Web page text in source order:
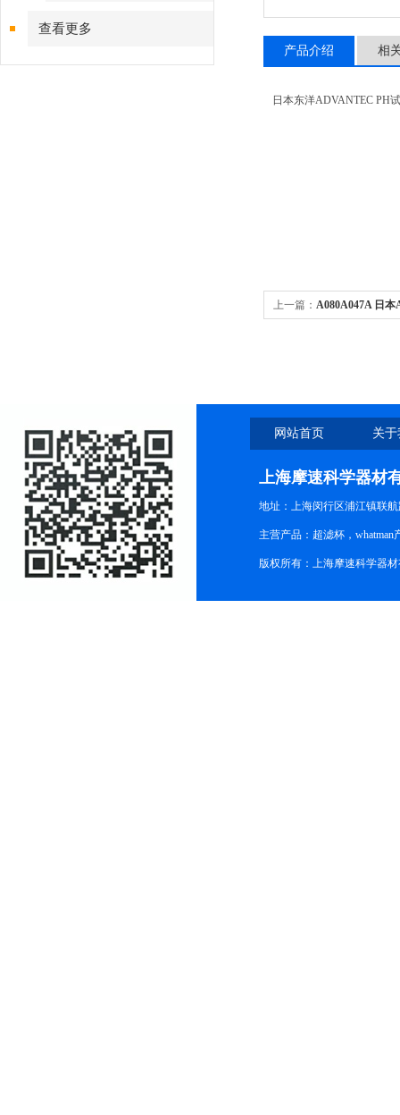
查看更多
产品介绍 相
日本东洋ADVANTEC PH
上一篇： A080A047A 日
网站首页 关
上海摩速科学器材
地址：上海闵行区浦江镇联航
主营产品：超滤杯，
版权所有：上海摩速科学器